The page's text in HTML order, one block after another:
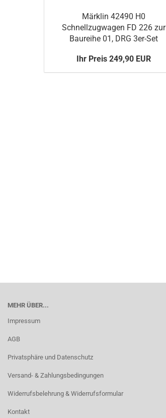
Märklin 42490 H0
Schnellzugwagen FD 226 zur
Baureihe 01, DRG 3er-Set
Ihr Preis 249,90 EUR
MEHR ÜBER...
Impressum
AGB
Privatsphäre und Datenschutz
Versand- & Zahlungsbedingungen
Widerrufsbelehrung & Widerrufsformular
Kontakt